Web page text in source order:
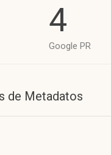
4
Google PR
de Metadatos